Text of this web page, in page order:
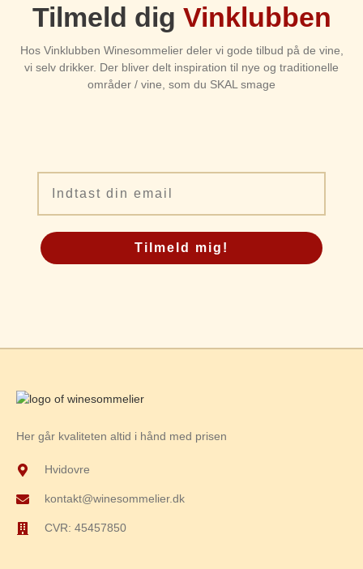
Tilmeld dig Vinklubben
Hos Vinklubben Winesommelier deler vi gode tilbud på de vine,
vi selv drikker. Der bliver delt inspiration til nye og traditionelle
områder / vine, som du SKAL smage
Tilmeld mig!
Her går kvaliteten altid i hånd med prisen
Hvidovre
kontakt@winesommelier.dk
CVR: 45457850